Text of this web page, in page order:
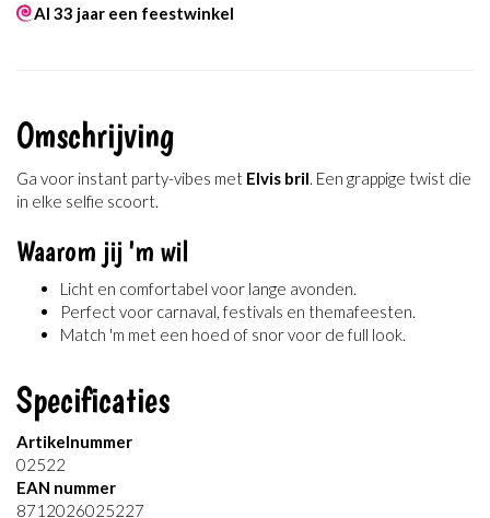
Al 33 jaar een feestwinkel
Omschrijving
Ga voor instant party-vibes met Elvis bril . Een grappige twist die
in elke selfie scoort.
Waarom jij 'm wil
Licht en comfortabel voor lange avonden.
Perfect voor carnaval, festivals en themafeesten.
Match 'm met een hoed of snor voor de full look.
Specificaties
Artikelnummer
02522
EAN nummer
8712026025227